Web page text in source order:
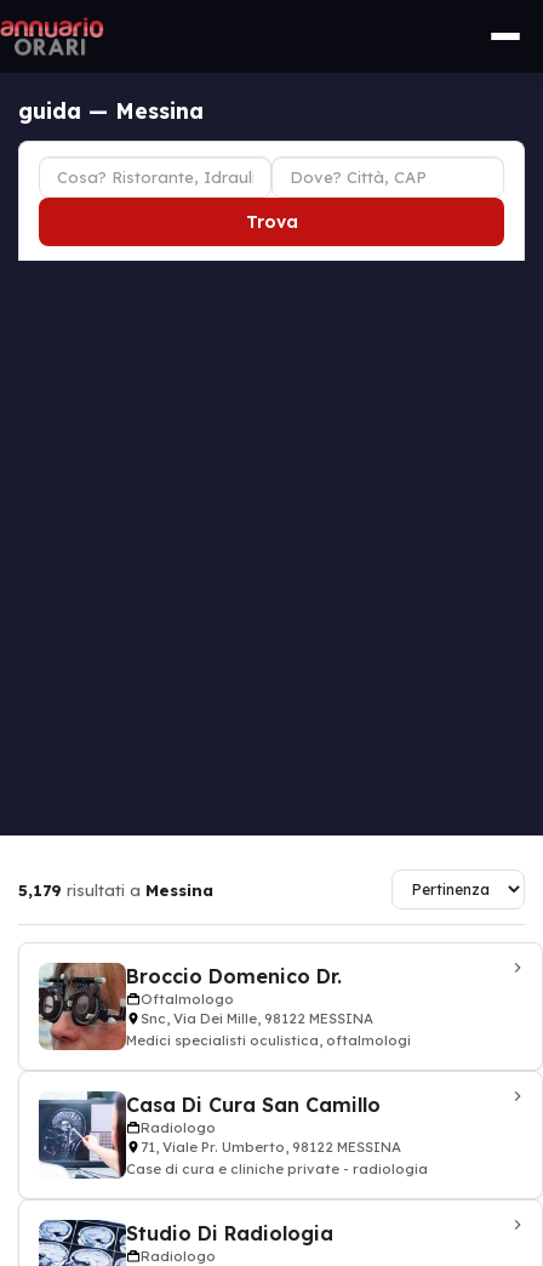
guida — Messina
Trova
5,179 risultati a Messina
Broccio Domenico Dr.
Oftalmologo
Snc, Via Dei Mille, 98122 MESSINA
Medici specialisti oculistica, oftalmologi
Casa Di Cura San Camillo
Radiologo
71, Viale Pr. Umberto, 98122 MESSINA
Case di cura e cliniche private - radiologia
Studio Di Radiologia
Radiologo